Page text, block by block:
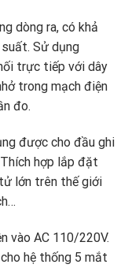
dòng ra, có khả
suất. Sử dụng
trực tiếp với dây
trong mạch điện
đo.
được cho đầu ghi
hợp lắp đặt
lớn trên thế giới
vào AC 110/220V.
hệ thống 5 mắt